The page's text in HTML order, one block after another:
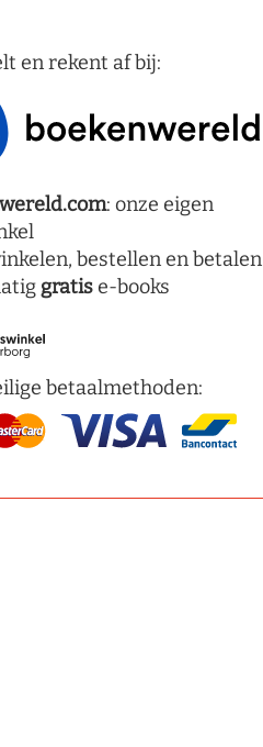
en rekent af bij:
: onze eigen
bestellen en betalen
gratise-books
betaalmethoden: